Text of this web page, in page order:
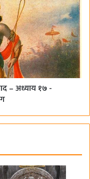
– अध्याय १७ -